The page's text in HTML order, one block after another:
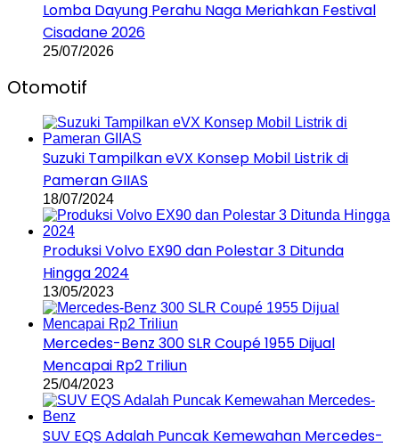
Lomba Dayung Perahu Naga Meriahkan Festival
Cisadane 2026
25/07/2026
Otomotif
Suzuki Tampilkan eVX Konsep Mobil Listrik di
Pameran GIIAS
18/07/2024
Produksi Volvo EX90 dan Polestar 3 Ditunda
Hingga 2024
13/05/2023
Mercedes-Benz 300 SLR Coupé 1955 Dijual
Mencapai Rp2 Triliun
25/04/2023
SUV EQS Adalah Puncak Kemewahan Mercedes-